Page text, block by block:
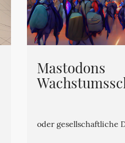
Mastodons
oder gesellschaftliche